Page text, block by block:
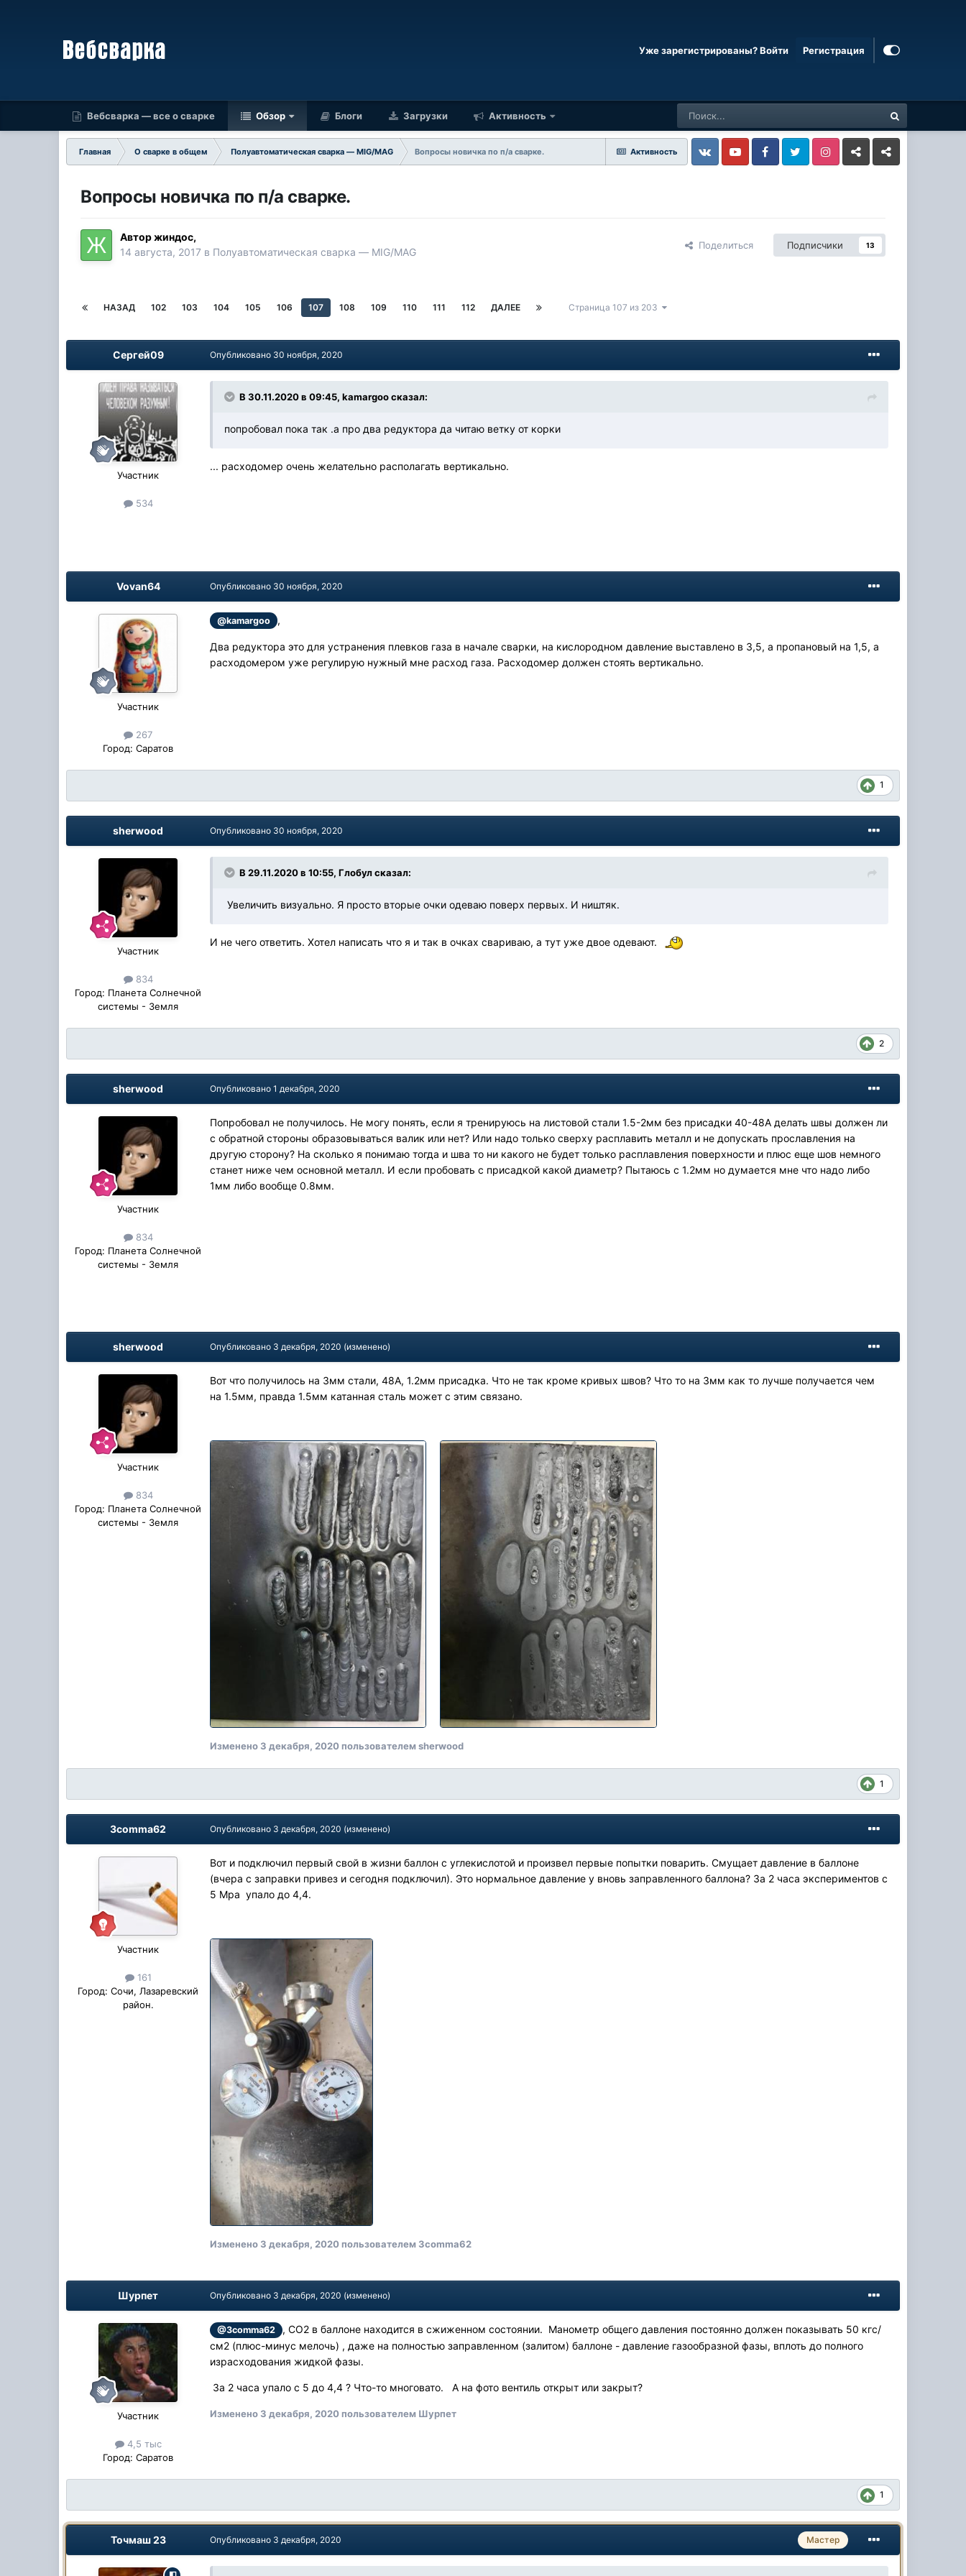
Уже зарегистрированы? Войти Регистрация
Вебсварка — все о сварке Обзор Блоги Загрузки Активность
Активность
Главная О сварке в общем Полуавтоматическая сварка — MIG/MAG
Вопросы новичка по п/а сварке.
VkontakteYouTube FacebookTwitter InstagramLivejournalOdnoklassniki
Вопросы новичка по п/а сварке.
Авторжиндос,
14 августа, 2017 в Полуавтоматическая сварка — MIG/MAG
Поделиться Подписчики 13
НАЗАД 102 103 104 105 106 107 108 109 110 111 112 ДАЛЕЕ Страница 107 из 203
Сергей09
Участник
534
Опубликовано 30 ноября, 2020
В 30.11.2020 в 09:45, kamargoo сказал:
попробовал пока так .а про два редуктора да читаю ветку от корки
... расходомер очень желательно располагать вертикально.
Vovan64
Участник
267
Город: Саратов
Опубликовано 30 ноября, 2020
@kamargoo ,
Два редуктора это для устранения плевков газа в начале сварки, на кислородном давление выставлено в 3,5, а пропановый на 1,5, а
расходомером уже регулирую нужный мне расход газа. Расходомер должен стоять вертикально.
1
sherwood
Участник
834
Город: Планета Солнечной
системы - Земля
Опубликовано 30 ноября, 2020
В 29.11.2020 в 10:55, Глобул сказал:
Увеличить визуально. Я просто вторые очки одеваю поверх первых. И ништяк.
И не чего ответить. Хотел написать что я и так в очках свариваю, а тут уже двое одевают.
2
sherwood
Участник
834
Город: Планета Солнечной
системы - Земля
Опубликовано1 декабря, 2020
Попробовал не получилось. Не могу понять, если я тренируюсь на листовой стали 1.5-2мм без присадки 40-48А делать швы должен ли
с обратной стороны образовываться валик или нет? Или надо только сверху расплавить металл и не допускать прославления на
другую сторону? На сколько я понимаю тогда и шва то ни какого не будет только расплавления поверхности и плюс еще шов немного
станет ниже чем основной металл. И если пробовать с присадкой какой диаметр? Пытаюсь с 1.2мм но думается мне что надо либо
1мм либо вообще 0.8мм.
sherwood
Участник
834
Город: Планета Солнечной
системы - Земля
Опубликовано 3 декабря, 2020 (изменено)
Вот что получилось на 3мм стали, 48А, 1.2мм присадка. Что не так кроме кривых швов? Что то на 3мм как то лучше получается чем
на 1.5мм, правда 1.5мм катанная сталь может с этим связано.
Изменено 3 декабря, 2020пользователем sherwood
1
3comma62
Участник
161
Город: Сочи, Лазаревский
район.
Опубликовано 3 декабря, 2020 (изменено)
Вот и подключил первый свой в жизни баллон с углекислотой и произвел первые попытки поварить. Смущает давление в баллоне
(вчера с заправки привез и сегодня подключил). Это нормальное давление у вновь заправленного баллона? За 2 часа экспериментов с
5 Mpa упало до 4,4.
Изменено 3 декабря, 2020пользователем 3comma62
Шурпет
Участник
4,5 тыс
Город: Саратов
Опубликовано 3 декабря, 2020 (изменено)
@3comma62
, СО2 в баллоне находится в сжиженном состоянии. Манометр общего давления постоянно должен показывать 50 кгс/
см2 (плюс-минус мелочь) , даже на полностью заправленном (залитом) баллоне - давление газообразной фазы, вплоть до полного
израсходования жидкой фазы.
За 2 часа упало с 5 до 4,4 ? Что-то многовато. А на фото вентиль открыт или закрыт?
Изменено 3 декабря, 2020пользователем Шурпет
1
Точмаш 23 Мастер
Опубликовано 3 декабря, 2020